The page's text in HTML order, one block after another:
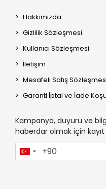
Hakkımızda
Gizlilik Sözleşmesi
Kullanıcı Sözleşmesi
İletişim
Mesafeli Satış
Garanti İptal ve İade
Kampanya, duyuru ve
haberdar olmak için kayıt